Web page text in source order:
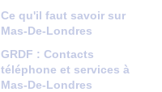
Ce qu'il faut savoir sur
Mas-De-Londres
GRDF : Contacts
téléphone et services à
Mas-De-Londres